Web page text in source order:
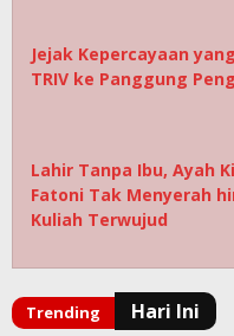
Jejak Kepercayaan
TRIV ke Panggung
Lahir Tanpa Ibu, Ayah
Fatoni Tak Menyerah
Kuliah Terwujud